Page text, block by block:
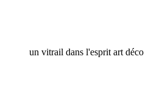
un vitrail dans l'esprit art déco